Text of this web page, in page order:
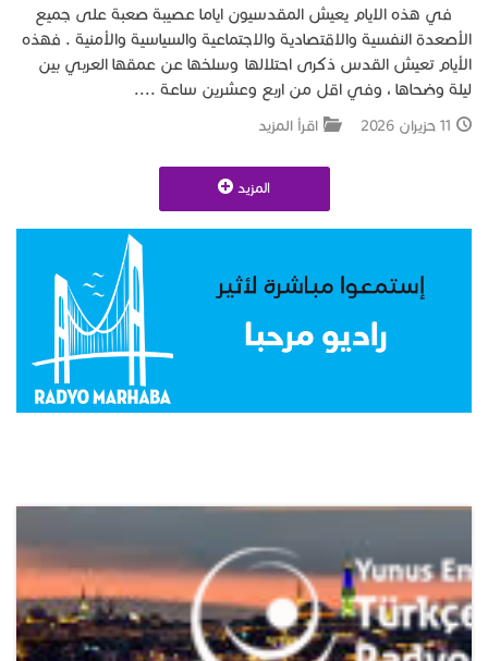
في هذه الايام يعيش المقدسيون اياما عصيبة صعبة على جميع
الأصعدة النفسية والاقتصادية والاجتماعية والسياسية والأمنية . فهذه
الأيام تعيش القدس ذكرى احتلالها وسلخها عن عمقها العربي بين
ليلة وضحاها ، وفي اقل من اربع وعشرين ساعة ....
11 حزيران 2026 اقرأ المزيد
المزيد